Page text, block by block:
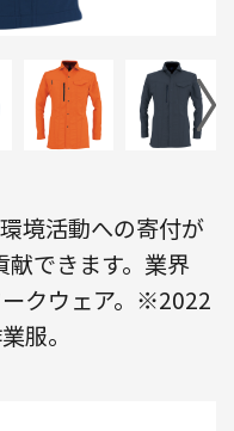
境活動への寄付が
献できます。業界
クウェア。※2022
服。